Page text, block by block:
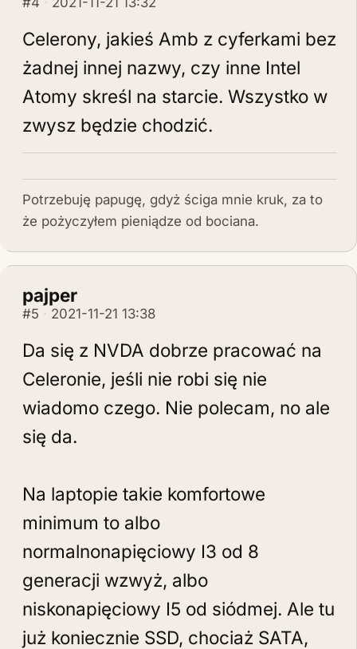
Celerony, jakieś Amb z cyferkami bez
żadnej innej nazwy, czy inne Intel
Atomy skreśl na starcie. Wszystko w
zwysz będzie chodzić.
Potrzebuję papugę, gdyż ściga mnie kruk, za to
że pożyczyłem pieniądze od bociana.
pajper
#5 2021-11-21 13:38
Da się z NVDA dobrze pracować na
Celeronie, jeśli nie robi się nie
wiadomo czego. Nie polecam, no ale
się da.
Na laptopie takie komfortowe
minimum to albo
normalnonapięciowy I3 od 8
generacji wzwyż, albo
niskonapięciowy I5 od siódmej. Ale tu
już koniecznie SSD, chociaż SATA,